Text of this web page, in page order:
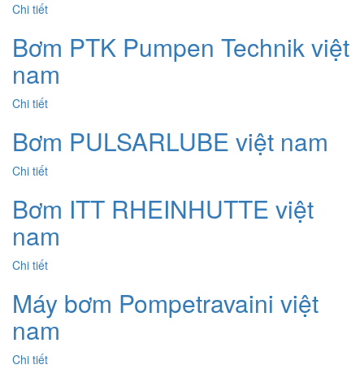
Chi tiết
Bơm PTK Pumpen Technik việt
nam
Chi tiết
Bơm PULSARLUBE việt nam
Chi tiết
Bơm ITT RHEINHUTTE việt
nam
Chi tiết
Máy bơm Pompetravaini việt
nam
Chi tiết